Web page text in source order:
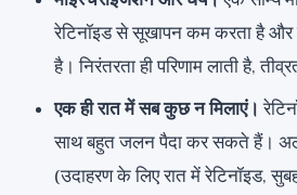
रेटिनॉइड से सूखापन कम करता है और
है। निरंतरता ही परिणाम लाती है,
एक ही रात में सब कुछ न मिलाएं।
साथ बहुत जलन पैदा कर सकते हैं।
(उदाहरण के लिए रात में रेटिनॉइड,